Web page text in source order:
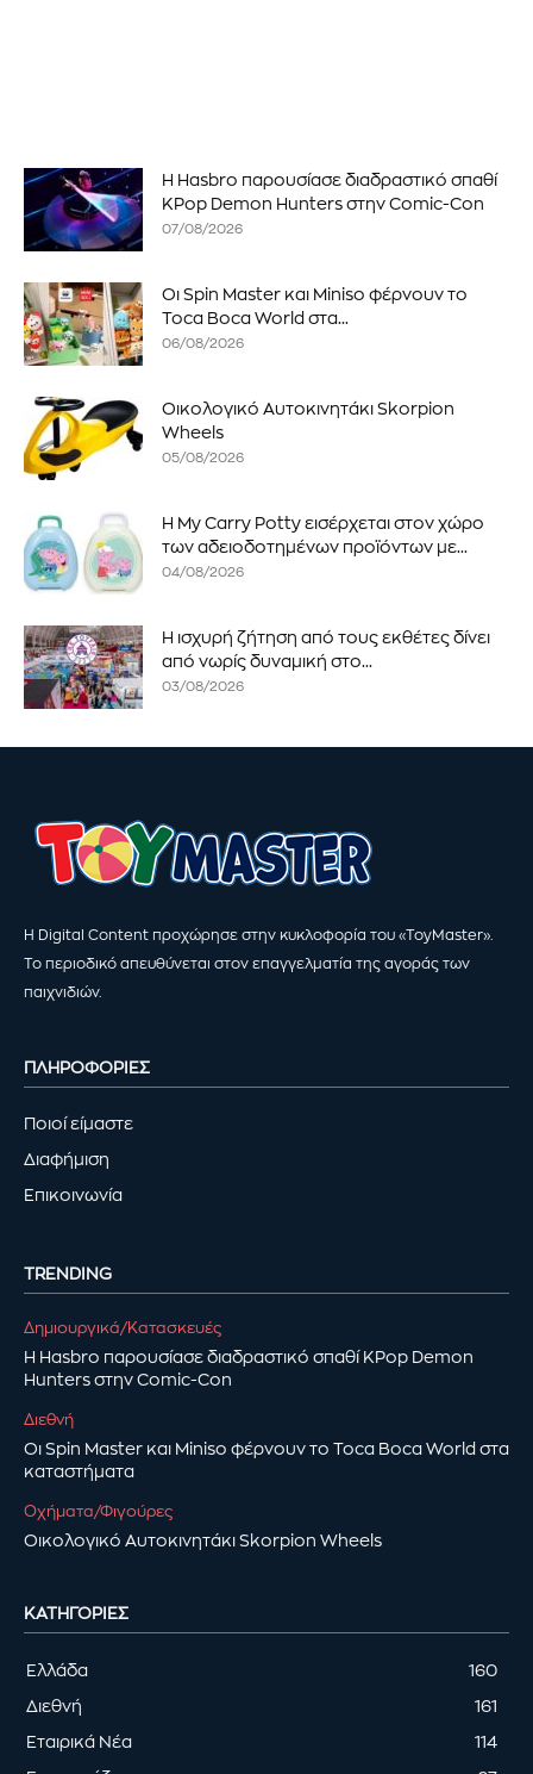
Η Hasbro παρουσίασε διαδραστικό σπαθί
KPop Demon Hunters στην Comic-Con
07/08/2026
Οι Spin Master και Miniso φέρνουν το
Toca Boca World στα...
06/08/2026
Οικολογικό Αυτοκινητάκι Skorpion
Wheels
05/08/2026
Η My Carry Potty εισέρχεται στον χώρο
των αδειοδοτημένων προϊόντων με...
04/08/2026
Η ισχυρή ζήτηση από τους εκθέτες δίνει
από νωρίς δυναμική στο...
03/08/2026
Η Digital Content προχώρησε στην κυκλοφορία του «ToyMaster».
Το περιοδικό απευθύνεται στον επαγγελματία της αγοράς των
παιχνιδιών.
ΠΛΗΡΟΦΟΡΙΕΣ
Ποιοί είμαστε
Διαφήμιση
Επικοινωνία
TRENDING
Δημιουργικά/Κατασκευές
Η Hasbro παρουσίασε διαδραστικό σπαθί KPop Demon
Hunters στην Comic-Con
Διεθνή
Οι Spin Master και Miniso φέρνουν το Toca Boca World στα
καταστήματα
Οχήματα/Φιγούρες
Οικολογικό Αυτοκινητάκι Skorpion Wheels
ΚΑΤΗΓΟΡΊΕΣ
Ελλάδα 160
Διεθνή 161
Εταιρικά Νέα 114